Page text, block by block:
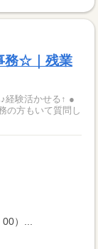
務☆｜残業
経験活かせる↑ ●
の方もいて質問し
）...